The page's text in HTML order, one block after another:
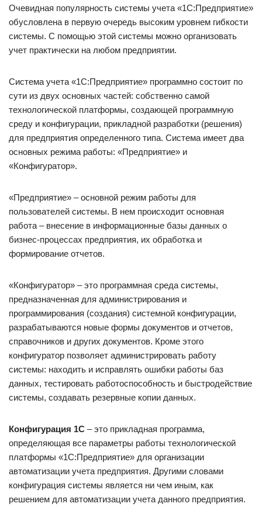
Очевидная популярность системы учета «1С:Предприятие»
обусловлена в первую очередь высоким уровнем гибкости
системы. С помощью этой системы можно организовать
учет практически на любом предприятии.
Система учета «1С:Предприятие» программно состоит по
сути из двух основных частей: собственно самой
технологической платформы, создающей программную
среду и конфигурации, прикладной разработки (решения)
для предприятия определенного типа. Система имеет два
основных режима работы: «Предприятие» и
«Конфигуратор».
«Предприятие» – основной режим работы для
пользователей системы. В нем происходит основная
работа – внесение в информационные базы данных о
бизнес-процессах предприятия, их обработка и
формирование отчетов.
«Конфигуратор» – это программная среда системы,
предназначенная для администрирования и
программирования (создания) системной конфигурации,
разрабатываются новые формы документов и отчетов,
справочников и других документов. Кроме этого
конфигуратор позволяет администрировать работу
системы: находить и исправлять ошибки работы баз
данных, тестировать работоспособность и быстродействие
системы, создавать резервные копии данных.
Конфигурация 1С – это прикладная программа,
определяющая все параметры работы технологической
платформы «1С:Предприятие» для организации
автоматизации учета предприятия. Другими словами
конфигурация системы является ни чем иным, как
решением для автоматизации учета данного предприятия.